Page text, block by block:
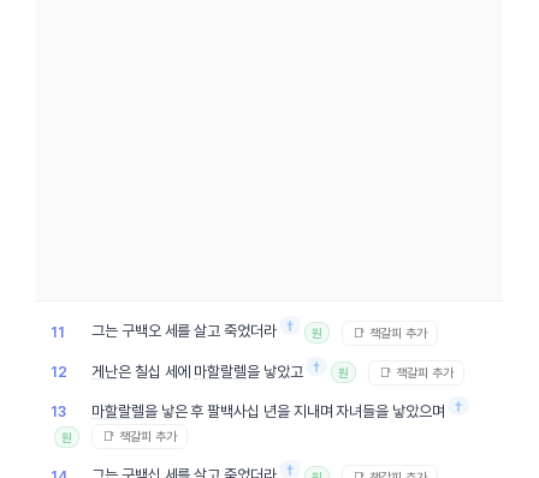
11 그는 구백오 세를 살고 죽었더라 † 원 📑 책갈피 추가
12 게난은 칠십 세에 마할랄렐을 낳았고 † 원 📑 책갈피 추가
13 마할랄렐을 낳은 후 팔백사십 년을 지내며 자녀들을 낳았으며 †
원 📑 책갈피 추가
†